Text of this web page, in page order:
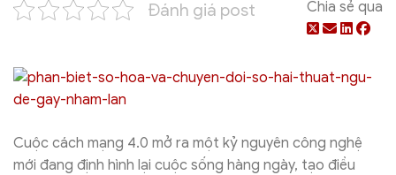
Đánh giá post Chia sẻ qua
Cuộc cách mạng 4.0 mở ra một kỷ nguyên công nghệ
mới đang định hình lại cuộc sống hàng ngày, tạo điều